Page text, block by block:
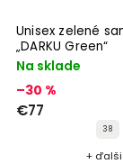
Unisex zelené
„DARKU Green“
Na sklade
–30 %
€77
38
+